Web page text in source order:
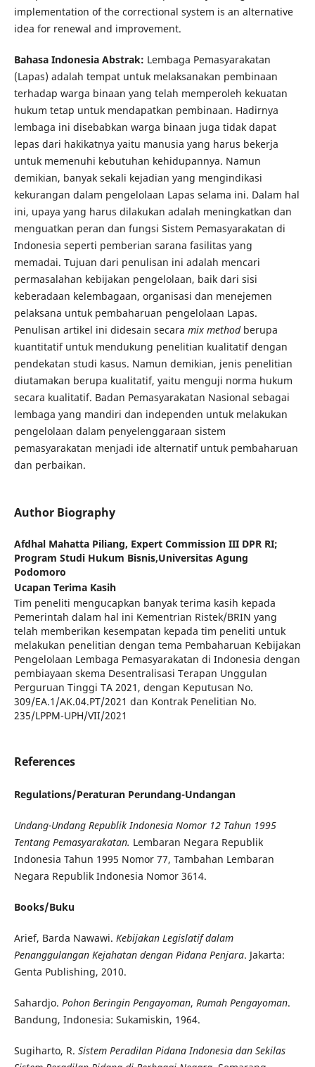
implementation of the correctional system is an alternative
idea for renewal and improvement.
Bahasa Indonesia Abstrak: Lembaga Pemasyarakatan
(Lapas) adalah tempat untuk melaksanakan pembinaan
terhadap warga binaan yang telah memperoleh kekuatan
hukum tetap untuk mendapatkan pembinaan. Hadirnya
lembaga ini disebabkan warga binaan juga tidak dapat
lepas dari hakikatnya yaitu manusia yang harus bekerja
untuk memenuhi kebutuhan kehidupannya. Namun
demikian, banyak sekali kejadian yang mengindikasi
kekurangan dalam pengelolaan Lapas selama ini. Dalam hal
ini, upaya yang harus dilakukan adalah meningkatkan dan
menguatkan peran dan fungsi Sistem Pemasyarakatan di
Indonesia seperti pemberian sarana fasilitas yang
memadai. Tujuan dari penulisan ini adalah mencari
permasalahan kebijakan pengelolaan, baik dari sisi
keberadaan kelembagaan, organisasi dan menejemen
pelaksana untuk pembaharuan pengelolaan Lapas.
Penulisan artikel ini didesain secara mix methodberupa
kuantitatif untuk mendukung penelitian kualitatif dengan
pendekatan studi kasus. Namun demikian, jenis penelitian
diutamakan berupa kualitatif, yaitu menguji norma hukum
secara kualitatif. Badan Pemasyarakatan Nasional sebagai
lembaga yang mandiri dan independen untuk melakukan
pengelolaan dalam penyelenggaraan sistem
pemasyarakatan menjadi ide alternatif untuk pembaharuan
dan perbaikan.
Author Biography
Afdhal Mahatta Piliang, Expert Commission III DPR RI;
Program Studi Hukum Bisnis,Universitas Agung
Podomoro
Ucapan Terima Kasih
Tim peneliti mengucapkan banyak terima kasih kepada
Pemerintah dalam hal ini Kementrian Ristek/BRIN yang
telah memberikan kesempatan kepada tim peneliti untuk
melakukan penelitian dengan tema Pembaharuan Kebijakan
Pengelolaan Lembaga Pemasyarakatan di Indonesia dengan
pembiayaan skema Desentralisasi Terapan Unggulan
Perguruan Tinggi TA 2021, dengan Keputusan No.
309/EA.1/AK.04.PT/2021 dan Kontrak Penelitian No.
235/LPPM-UPH/VII/2021
References
Regulations/Peraturan Perundang-Undangan
Undang-Undang Republik Indonesia Nomor 12 Tahun 1995
Tentang Pemasyarakatan. Lembaran Negara Republik
Indonesia Tahun 1995 Nomor 77, Tambahan Lembaran
Negara Republik Indonesia Nomor 3614.
Books/Buku
Arief, Barda Nawawi. Kebijakan Legislatif dalam
Penanggulangan Kejahatan dengan Pidana Penjara. Jakarta:
Genta Publishing, 2010.
Sahardjo. Pohon Beringin Pengayoman, Rumah Pengayoman.
Bandung, Indonesia: Sukamiskin, 1964.
Sugiharto, R. Sistem Peradilan Pidana Indonesia dan Sekilas